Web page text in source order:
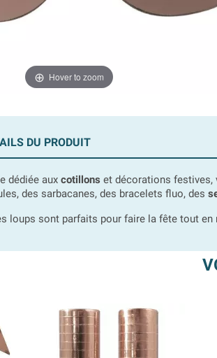
Hover to zoom
DU PRODUIT
dédiée aux cotillons et décorations festives,
des sarbacanes, des bracelets fluo, des
loups sont parfaits pour faire la fête tout en